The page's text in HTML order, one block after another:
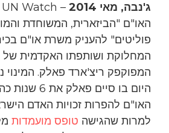
ג'נבה, מאי 2014
האו"ם "הביזארית, המשוחדת
פוליטים" להעניק משרת או"ם
המחלוקת ושותפתו האקדמית של
המפוקפק ריצ'ארד פאלק. המינוי
היום בו סיים
האו"ם להפרות זכויות האדם
למרות שהגישה טופס מועמדות